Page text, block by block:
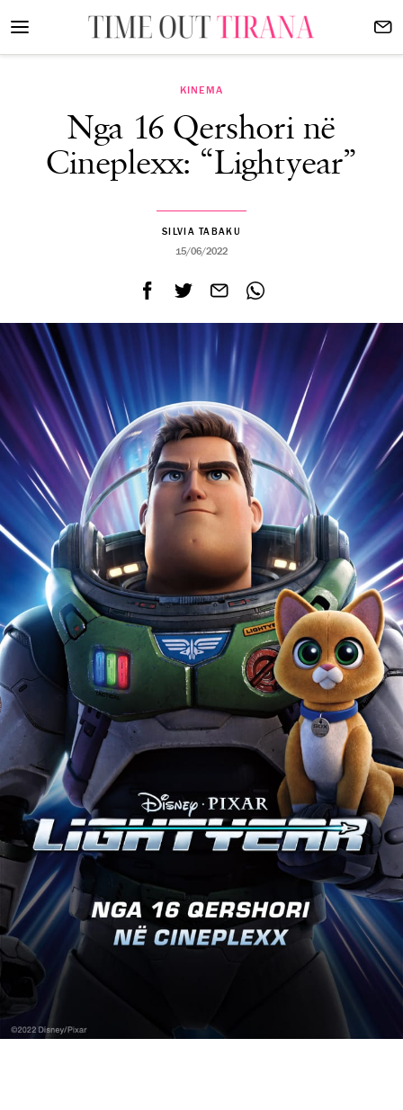
KINEMA
Nga 16 Qershori në
Cineplexx: “Lightyear”
SILVIA TABAKU
15/06/2022